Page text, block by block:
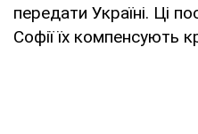
передати Україні. Ці
Софії їх компенсують